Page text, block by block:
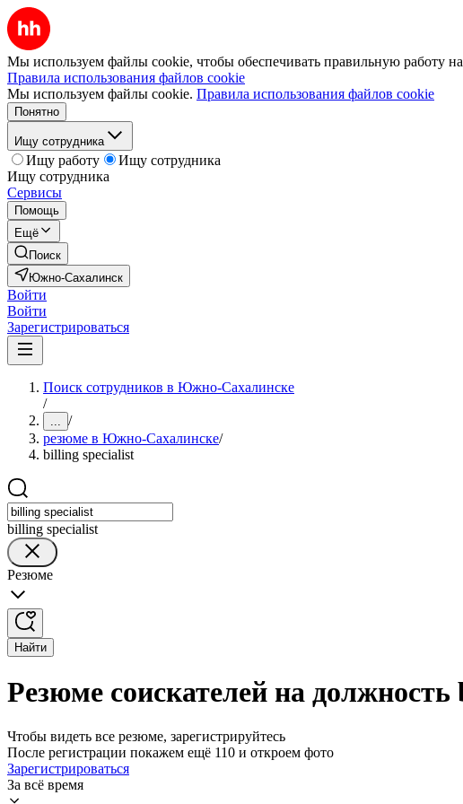
Мы используем файлы cookie, чтобы обеспечивать правильную работу
Правила использования файлов cookie
Мы используем файлы cookie. Правила использования файлов cookie
Понятно
Ищу сотрудника
Ищу работу
Ищу сотрудника
Ищу сотрудника
Сервисы
Помощь
Ещё
Поиск
Южно-Сахалинск
Войти
Войти
Зарегистрироваться
Поиск сотрудников в Южно-Сахалинске
/
... /
резюме в Южно-Сахалинске/
billing specialist
billing specialist
Резюме
Найти
Резюме соискателей на
Чтобы видеть все резюме, зарегистрируйтесь
После регистрации покажем ещё 110 и откроем фото
Зарегистрироваться
За всё время